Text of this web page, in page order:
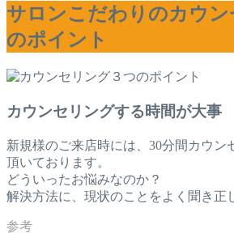
サロンこだわりのカウ
のポイント
カウンセリングする時間が大事
新規様のご来店時には、30分間カウン
頂いております。
どういったお悩みなのか？
解決方法に、現状のことをよく聞き正